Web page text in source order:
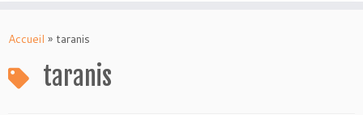
auAccueil » taranis
taranis